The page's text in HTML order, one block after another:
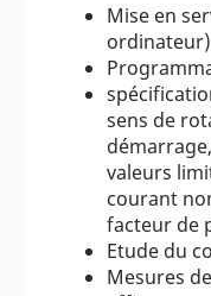
Mise en
ordinateur)
sens de
valeurs
courant
facteur de
Etude du
Mesures